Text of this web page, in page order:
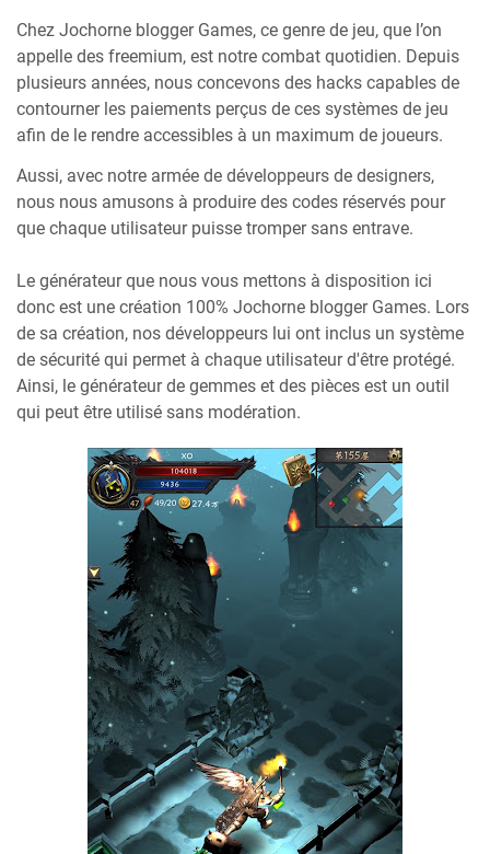
Chez Jochorne blogger Games, ce genre de jeu, que l’on
appelle des freemium, est notre combat quotidien. Depuis
plusieurs années, nous concevons des hacks capables de
contourner les paiements perçus de ces systèmes de jeu
afin de le rendre accessibles à un maximum de joueurs.
Aussi, avec notre armée de développeurs de designers,
nous nous amusons à produire des codes réservés pour
que chaque utilisateur puisse tromper sans entrave.
Le générateur que nous vous mettons à disposition ici
donc est une création 100% Jochorne blogger Games. Lors
de sa création, nos développeurs lui ont inclus un système
de sécurité qui permet à chaque utilisateur d'être protégé.
Ainsi, le générateur de gemmes et des pièces est un outil
qui peut être utilisé sans modération.